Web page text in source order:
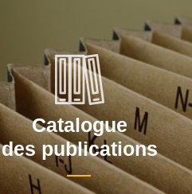
Catalogue
des publications